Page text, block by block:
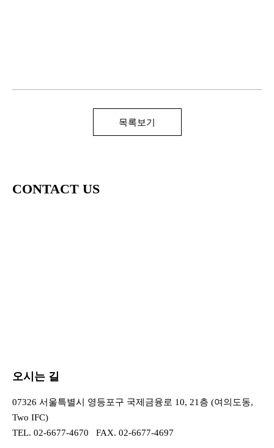
목록보기
CONTACT US
오시는 길
07326 서울특별시 영등포구 국제금융로 10, 21층 (여의도동,
Two IFC)
TEL. 02-6677-4670 FAX. 02-6677-4697